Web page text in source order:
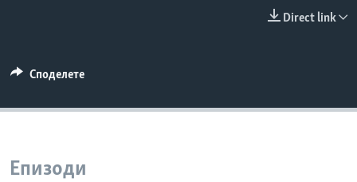
Direct link
Споделете
Епизоди